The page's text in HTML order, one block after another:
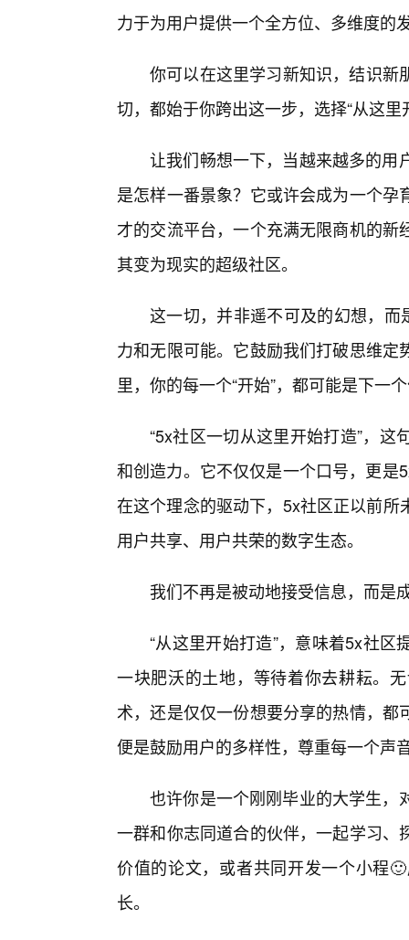
力于为用户提供一个全方位、多维度的
你可以在这里学习新知识，结识新
切，都始于你跨出这一步，选择“从这里
让我们畅想一下，当越来越多的用
是怎样一番景象？它或许会成为一个
才的交流平台，一个充满无限商机的
其变为现实的超级社区。
这一切，并非遥不可及的幻想，而
力和无限可能。它鼓励我们打破思维
里，你的每一个“开始”，都可能是下一
“5x社区一切从这里开始打造”，
和创造力。它不仅仅是一个口号，更
在这个理念的驱动下，5x社区正以前
用户共享、用户共荣的数字生态。
我们不再是被动地接受信息，而是
“从这里开始打造”，意味着5x社
一块肥沃的土地，等待着你去耕耘。
术，还是仅仅一份想要分享的热情，
便是鼓励用户的多样性，尊重每一个声
也许你是一个刚刚毕业的大学生，
一群和你志同道合的伙伴，一起学习
价值的论文，或者共同开发一个小程
长。